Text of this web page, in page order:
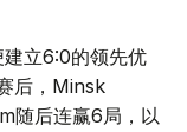
立6:0的领先优
后，Minsk
随后连赢6局，以